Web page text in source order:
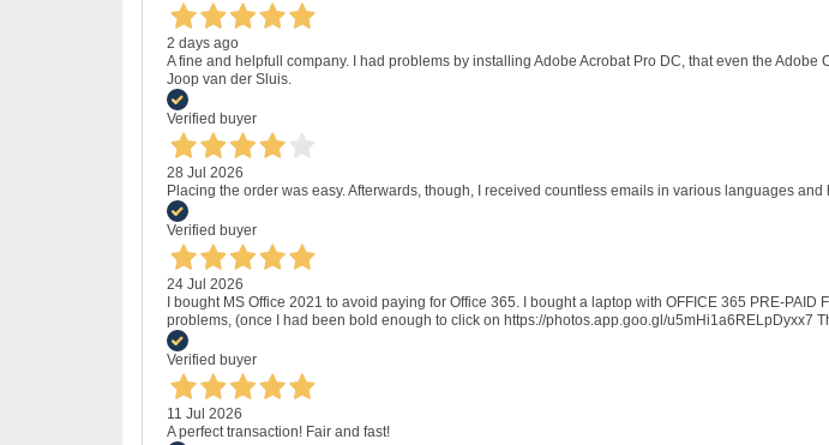
2 days ago
A fine and helpfull company. I had problems by installing Adobe Acrobat Pro DC, that even the
Joop van der Sluis.
Verified buyer
28 Jul 2026
Placing the order was easy. Afterwards, though, I received countless emails in various languages
Verified buyer
24 Jul 2026
I bought MS Office 2021 to avoid paying for Office 365. I bought a laptop with OFFICE 365 PRE-
problems, (once I had been bold enough to click on https://photos.app.goo.gl/u5mHi1a6RELpDyxx7
Verified buyer
11 Jul 2026
A perfect transaction! Fair and fast!